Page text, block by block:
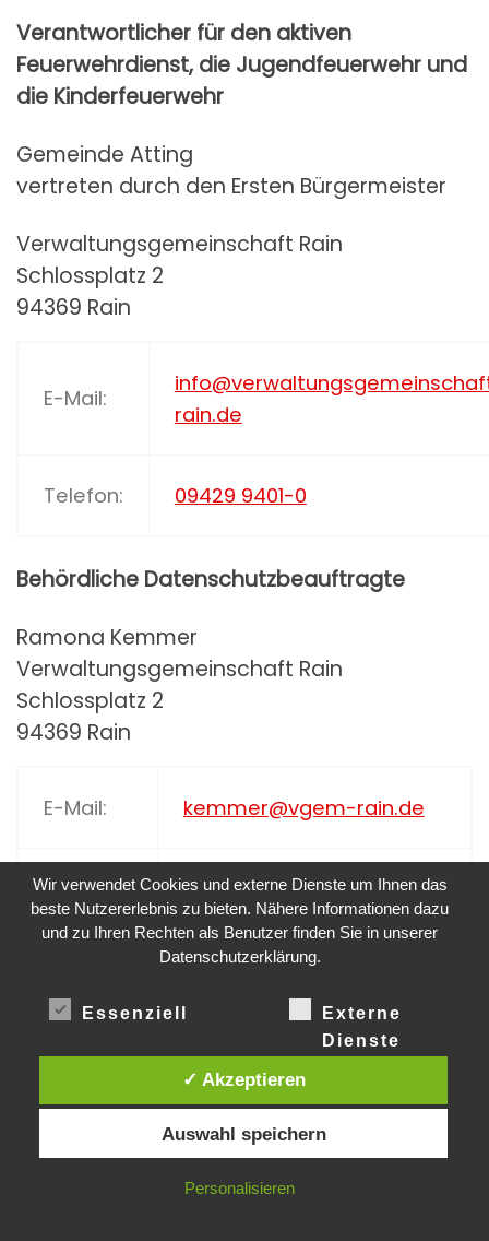
Verantwortlicher für den aktiven
Feuerwehrdienst, die Jugendfeuerwehr und
die Kinderfeuerwehr
Gemeinde Atting
vertreten durch den Ersten Bürgermeister
Verwaltungsgemeinschaft Rain
Schlossplatz 2
94369 Rain
E-Mail:
rain.de
Telefon: 09429 9401-0
Behördliche Datenschutzbeauftragte
Ramona Kemmer
Verwaltungsgemeinschaft Rain
Schlossplatz 2
94369 Rain
E-Mail: kemmer@vgem-rain.de
Telefon: 09429 9401-31
Im Rahmen eines Mitgliedsantrags können
insbesondere Name, Vorname,
Geburtsdatum, Anschrift, Geschlecht, E-
Mail-Adresse, Telefonnummer,
Eintrittsdatum, gewünschte Mitgliedsart,
Angaben zu früheren
Wir verwendet Cookies und externe Dienste um Ihnen das
beste Nutzererlebnis zu bieten. Nähere Informationen dazu
und zu Ihren Rechten als Benutzer finden Sie in unserer
Datenschutzerklärung.
Essenziell
Externe
Dienste
✓ Akzeptieren
Auswahl speichern
Personalisieren